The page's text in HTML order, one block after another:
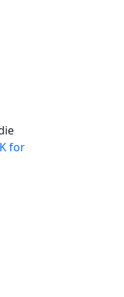
for